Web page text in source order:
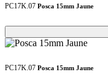
PC17K.07 Posca 15mm Jaune
Loading...
Loading...
PC17K.07 Posca 15mm Jaune